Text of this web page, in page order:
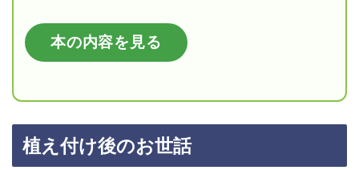
本の内容を見る
植え付け後のお世話